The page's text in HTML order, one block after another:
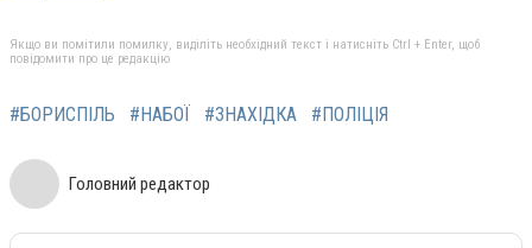
Якщо ви помітили помилку, виділіть необхідний текст і натисніть Ctrl + Enter, щоб
повідомити про це редакцію
#БОРИСПІЛЬ #НАБОЇ #ЗНАХІДКА #ПОЛІЦІЯ
Головний редактор